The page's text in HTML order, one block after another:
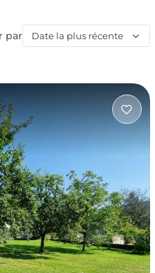
par Date la plus récente